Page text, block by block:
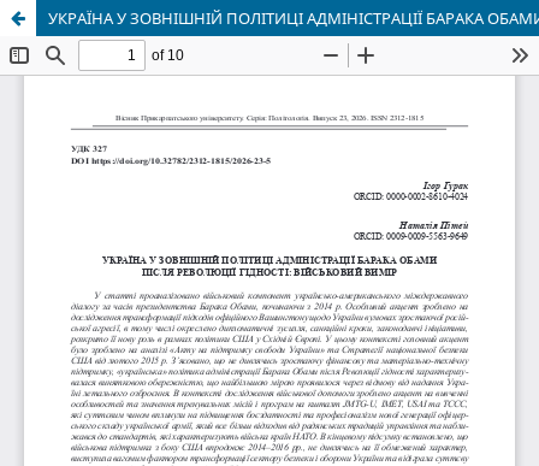
УКРАЇНА У ЗОВНІШНІЙ ПОЛІТИЦІ АДМІНІСТРАЦІЇ БАРАКА